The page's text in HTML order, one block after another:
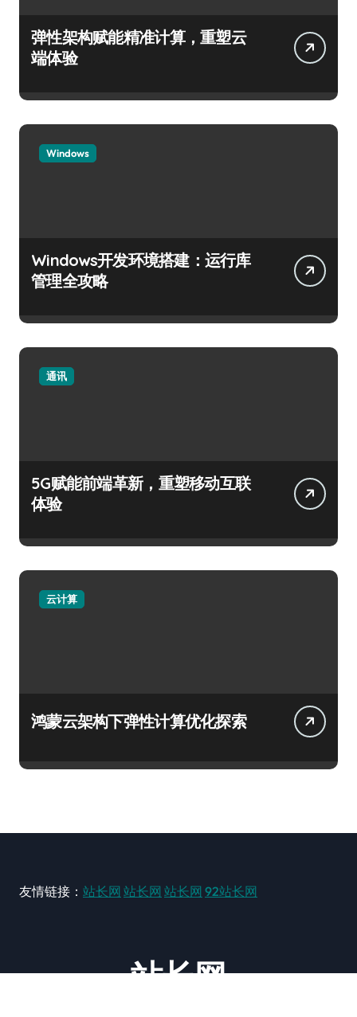
弹性架构赋能精准计算，重塑云
端体验
Windows
Windows开发环境搭建：运行库
管理全攻略
通讯
5G赋能前端革新，重塑移动互联
体验
云计算
鸿蒙云架构下弹性计算优化探索
友情链接： 站长网 站长网 站长网 92站长网
站长网